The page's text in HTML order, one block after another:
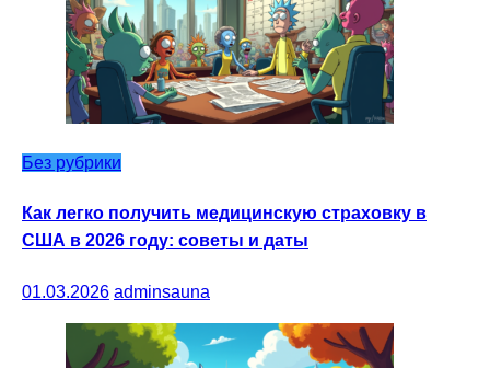
Без рубрики
Как легко получить медицинскую страховку в
США в 2026 году: советы и даты
01.03.2026 adminsauna